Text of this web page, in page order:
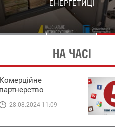
СХЕМИ В ЕНЕРГЕТИЦІ
ЕНЕРГЕТИЦІ
НА ЧАСІ
Комерційне
партнерство
28.08.2024 11:09